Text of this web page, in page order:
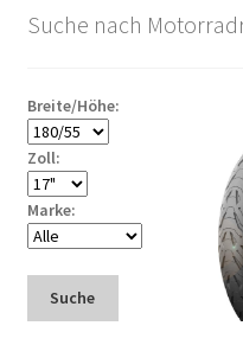
Suche nach
Breite/Höhe:
Zoll:
Marke:
Suche